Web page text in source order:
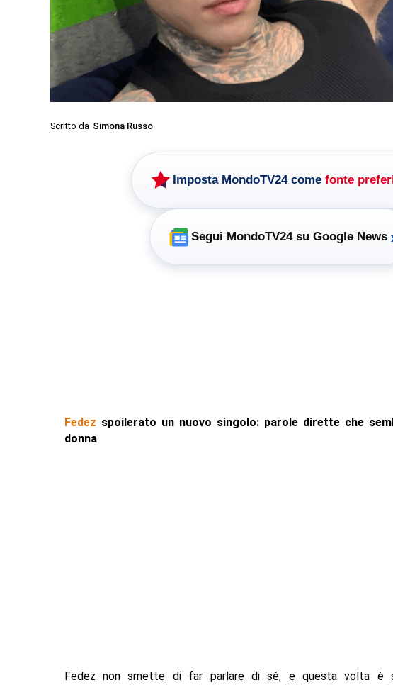
Scritto da Simona Russo
Imposta MondoTV24 come fonte
Segui MondoTV24 su Google News
Fedez spoilerato un nuovo singolo: parole dirette che
donna
Fedez non smette di far parlare di sé, e questa volta è